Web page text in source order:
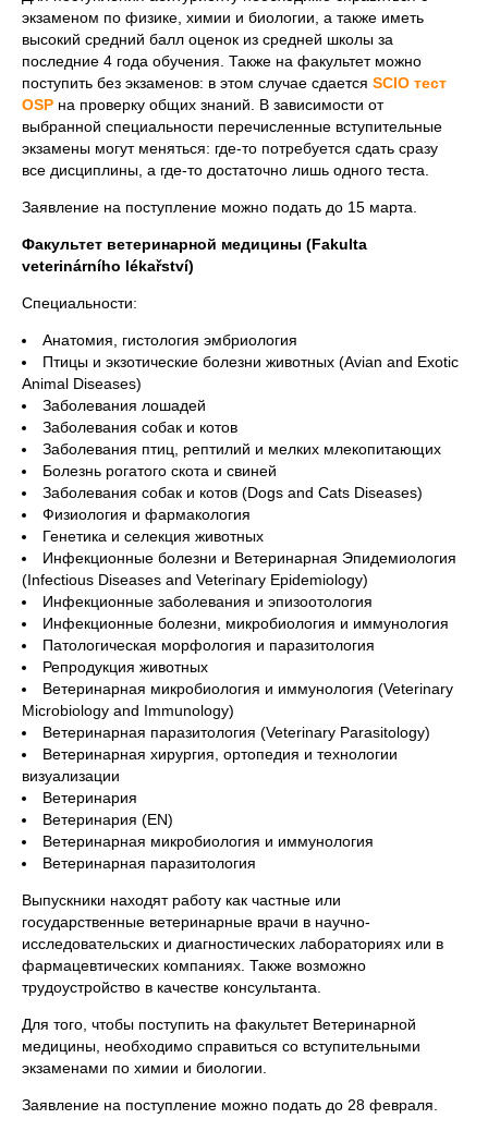
экзаменом по физике, химии и биологии, а также иметь
высокий средний балл оценок из средней школы за
последние 4 года обучения. Также на факультет можно
поступить без экзаменов: в этом случае сдается SCIO тест
OSP на проверку общих знаний. В зависимости от
выбранной специальности перечисленные вступительные
экзамены могут меняться: где-то потребуется сдать сразу
все дисциплины, а где-то достаточно лишь одного теста.
Заявление на поступление можно подать до 15 марта.
Факультет ветеринарной медицины (Fakulta
veterinárního lékařství)
Специальности:
Анатомия, гистология эмбриология
Птицы и экзотические болезни животных (Avian and Exotic
Animal Diseases)
Заболевания лошадей
Заболевания собак и котов
Заболевания птиц, рептилий и мелких млекопитающих
Болезнь рогатого скота и свиней
Заболевания собак и котов (Dogs and Cats Diseases)
Физиология и фармакология
Генетика и селекция животных
Инфекционные болезни и Ветеринарная Эпидемиология
(Infectious Diseases and Veterinary Epidemiology)
Инфекционные заболевания и эпизоотология
Инфекционные болезни, микробиология и иммунология
Патологическая морфология и паразитология
Репродукция животных
Ветеринарная микробиология и иммунология (Veterinary
Microbiology and Immunology)
Ветеринарная паразитология (Veterinary Parasitology)
Ветеринарная хирургия, ортопедия и технологии
визуализации
Ветеринария
Ветеринария (EN)
Ветеринарная микробиология и иммунология
Ветеринарная паразитология
Выпускники находят работу как частные или
государственные ветеринарные врачи в научно-
исследовательских и диагностических лабораториях или в
фармацевтических компаниях. Также возможно
трудоустройство в качестве консультанта.
Для того, чтобы поступить на факультет Ветеринарной
медицины, необходимо справиться со вступительными
экзаменами по химии и биологии.
Заявление на поступление можно подать до 28 февраля.